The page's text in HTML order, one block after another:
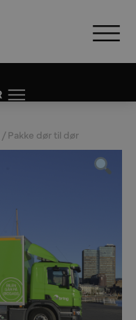
/ Pakke dør til dør